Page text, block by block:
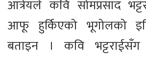
आत्रेयले कवि सोमप्रसाद
आफू हुर्किएको भूगोलको
बताइन । कवि भट्टराईसँग